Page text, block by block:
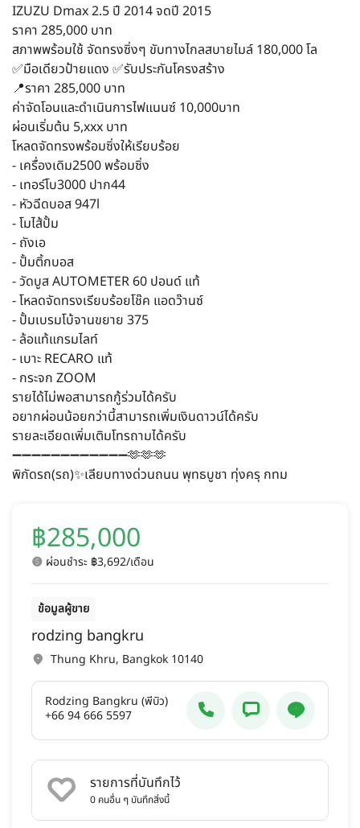
IZUZU Dmax 2.5 ปี 2014 จดปี 2015
ราคา 285,000 บาท
สภาพพร้อมใช้ จัดทรงซิ่งๆ ขับทางไกลสบายไมล์ 180,000 โล
✅มือเดียวป้ายแดง ✅รับประกันโครงสร้าง
📍ราคา 285,000 บาท
ค่าจัดโอนและดำเนินการไฟแนนซ์ 10,000บาท
ผ่อนเริ่มต้น 5,xxx บาท
โหลดจัดทรงพร้อมซิ่งให้เรียบร้อย
- เครื่องเดิม2500 พร้อมซิ่ง
- เทอร์โบ3000 ปาก44
- หัวฉีดบอส 947l
- โมไส้ปั้ม
- ถังเอ
- ปั้มติ้กบอส
- วัดบูส AUTOMETER 60 ปอนด์ แท้
- โหลดจัดทรงเรียบร้อยโช๊ค แอดว๊านซ์
- ปั้มเบรมโบ้จานขยาย 375
- ล้อแท้แกรมไลท์
- เบาะ RECARO แท้
- กระจก ZOOM
รายได้ไม่พอสามารถกู้ร่วมได้ครับ
อยากผ่อนน้อยกว่านี้สามารถเพิ่มเงินดาวน์ได้ครับ
รายละเอียดเพิ่มเติมโทรถามได้ครับ
➖➖➖➖➖➖➖➖➖➖➖➖🫶🫶🫶
พิกัดรถ(รถ)✨เลียบทางด่วนถนน พุทธบูชา ทุ่งครุ กทม
฿285,000
ผ่อนชำระ ฿3,692/เดือน
ข้อมูลผู้ขาย
rodzing bangkru
Thung Khru, Bangkok 10140
Rodzing Bangkru (พี่บิว)
+66 94 666 5597
รายการที่บันทึกไว้
0 คนอื่น ๆ บันทึกสิ่งนี้